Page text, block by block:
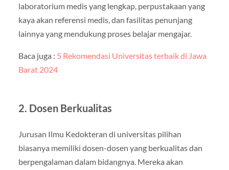
laboratorium medis yang lengkap, perpustakaan yang
kaya akan referensi medis, dan fasilitas penunjang
lainnya yang mendukung proses belajar mengajar.
Baca juga : 5 Rekomendasi Universitas terbaik di Jawa
Barat 2024
2. Dosen Berkualitas
Jurusan Ilmu Kedokteran di universitas pilihan
biasanya memiliki dosen-dosen yang berkualitas dan
berpengalaman dalam bidangnya. Mereka akan